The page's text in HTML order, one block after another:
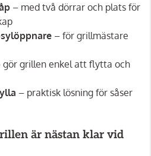
– med två dörrar och plats för
– för grillmästare
gör grillen enkel att flytta och
– praktisk lösning för såser
är nästan klar vid